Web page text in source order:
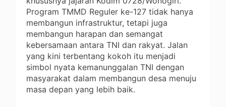
Program TMMD Reguler ke-127 tidak hanya
membangun infrastruktur, tetapi juga
membangun harapan dan semangat
kebersamaan antara TNI dan rakyat. Jalan
yang kini terbentang kokoh itu menjadi
simbol nyata kemanunggalan TNI dengan
masyarakat dalam membangun desa menuju
masa depan yang lebih baik.